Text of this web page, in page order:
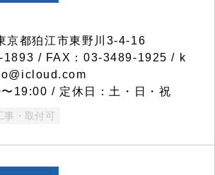
都狛江市東野川3-4-16
1893 / FAX：03-3489-1925 / k
19:00 / 定休日：土・日・祝
事・取付可